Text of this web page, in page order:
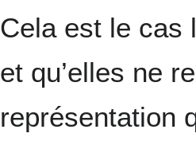
Cela est le cas
et qu’elles ne
représentation